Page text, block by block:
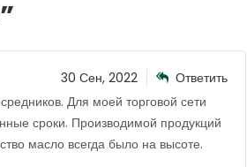
”
30 Сен, 2022
Ответить
Для моей торговой сети
сроки. Производимой продукций
масло всегда было на высоте.